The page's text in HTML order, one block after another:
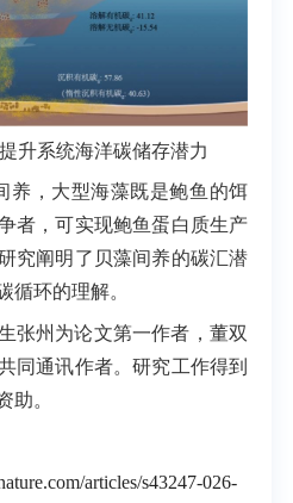
升系统海洋碳储存潜力
养，大型海藻既是鲍鱼的饵
者，可实现鲍鱼蛋白质生产
究阐明了贝藻间养的碳汇潜
循环的理解。
张州为论文第一作者，董双
同通讯作者。研究工作得到
助。
articles/s43247-026-